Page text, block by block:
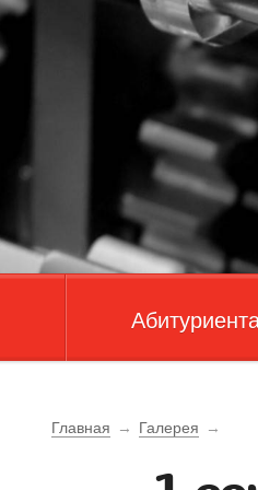
Главная → Галерея →